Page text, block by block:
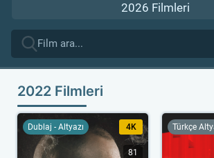
2026 Filmleri
2022 Filmleri
Dublaj - Altyazı 4K
81
Türkçe